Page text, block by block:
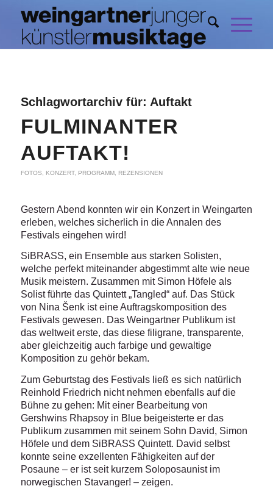
Schlagwortarchiv für: Auftakt
FULMINANTER
AUFTAKT!
FOTOS KONZERT, PROGRAMM, REZENSIONEN
Gestern Abend konnten wir ein Konzert in Weingarten
erleben, welches sicherlich in die Annalen des
Festivals eingehen wird!
SiBRASS, ein Ensemble aus starken Solisten,
welche perfekt miteinander abgestimmt alte wie neue
Musik meistern. Zusammen mit Simon Höfele als
Solist führte das Quintett „Tangled“ auf. Das Stück
von Nina Šenk ist eine Auftragskomposition des
Festivals gewesen. Das Weingartner Publikum ist
das weltweit erste, das diese filigrane, transparente,
aber gleichzeitig auch farbige und gewaltige
Komposition zu gehör bekam.
Zum Geburtstag des Festivals ließ es sich natürlich
Reinhold Friedrich nicht nehmen ebenfalls auf die
Bühne zu gehen: Mit einer Bearbeitung von
Gershwins Rhapsoy in Blue beigeisterte er das
Publikum zusammen mit seinem Sohn David, Simon
Höfele und dem SiBRASS Quintett. David selbst
konnte seine exzellenten Fähigkeiten auf der
Posaune – er ist seit kurzem Soloposaunist im
norwegischen Stavanger! – zeigen.